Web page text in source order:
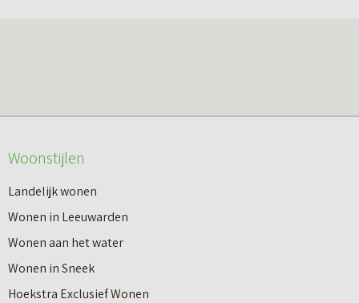
Woonstijlen
Landelijk wonen
Wonen in Leeuwarden
Wonen aan het water
Wonen in Sneek
Hoekstra Exclusief Wonen